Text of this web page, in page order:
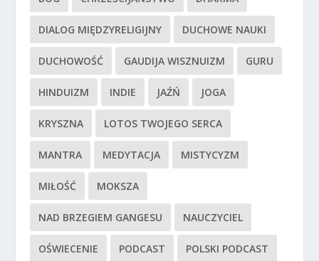
DIALOG MIĘDZYRELIGIJNY DUCHOWE NAUKI
DUCHOWOŚĆ GAUDIJA WISZNUIZM GURU
HINDUIZM INDIE JAŹŃ JOGA
KRYSZNA LOTOS TWOJEGO SERCA
MANTRA MEDYTACJA MISTYCYZM
MIŁOŚĆ MOKSZA
NAD BRZEGIEM GANGESU NAUCZYCIEL
OŚWIECENIE PODCAST POLSKI PODCAST